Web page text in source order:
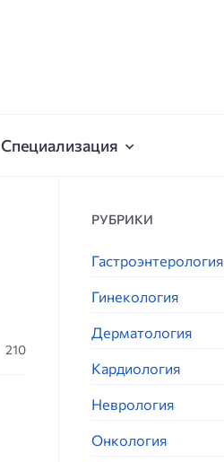
Специализация
210
РУБРИКИ
Гастроэнтерология
Гинекология
Дерматология
Кардиология
Неврология
Онкология